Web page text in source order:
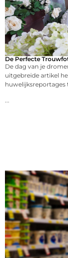
De Perfecte
De dag van je
uitgebreide artikel
huwelijksreportages